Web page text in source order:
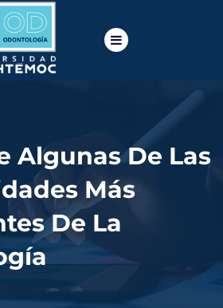
Algunas De Las
Más
De La